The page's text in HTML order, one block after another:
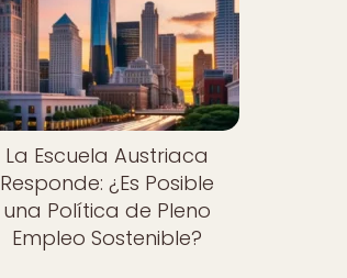
La Escuela Austriaca
Responde: ¿Es Posible
una Política de Pleno
Empleo Sostenible?